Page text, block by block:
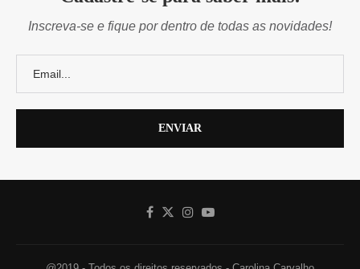
Inscreva-se e fique por dentro de todas as novidades!